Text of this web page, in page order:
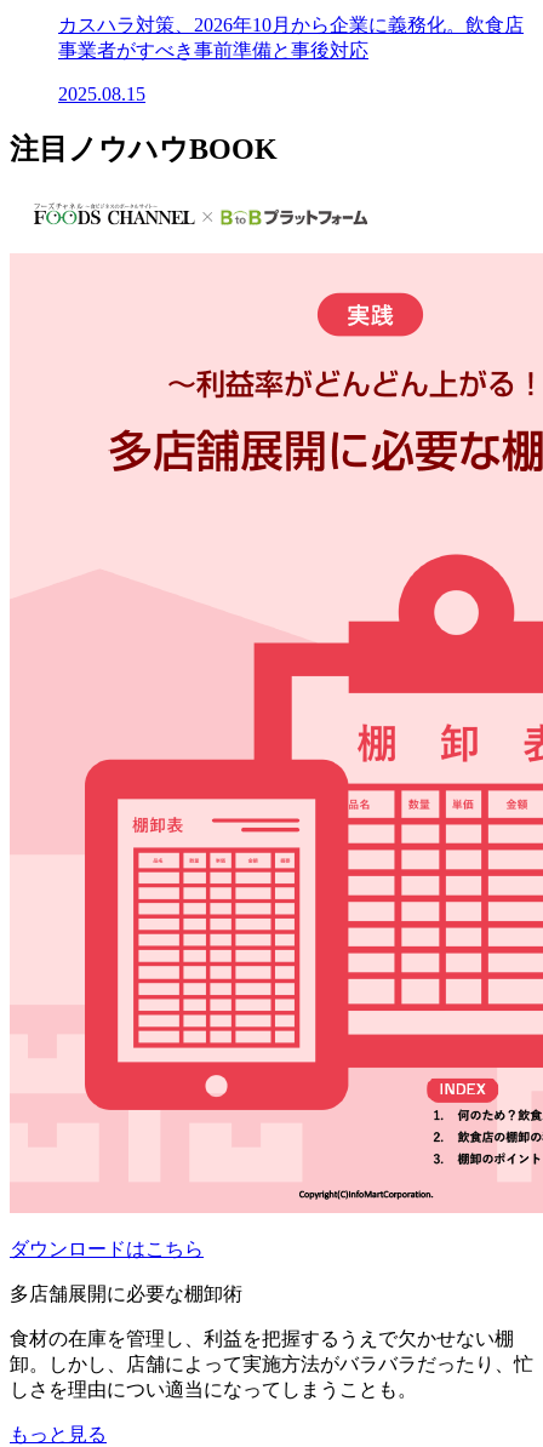
カスハラ対策、2026年10月から企業に義務化。飲食店
事業者がすべき事前準備と事後対応
2025.08.15
注目ノウハウBOOK
ダウンロードはこちら
多店舗展開に必要な棚卸術
食材の在庫を管理し、利益を把握するうえで欠かせない棚
卸。しかし、店舗によって実施方法がバラバラだったり、忙
しさを理由につい適当になってしまうことも。
もっと見る